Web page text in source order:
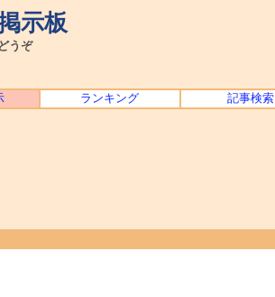
示板
うぞ
ランキング 記事検索